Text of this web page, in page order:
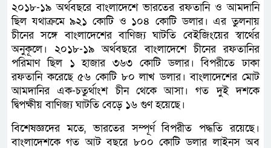
২০১৮-১৯ অর্থবছরে বাংলাদেশে ভারতের রফতানি ও আমদানি
ছিল যথাক্রমে ৯২১ কোটি ও ১০৪ কোটি ডলার। এর তুলনায়
চীনের সঙ্গে বাংলাদেশের বাণিজ্য ঘাটতি বেইজিংয়ের স্বার্থের
অনুকূলে। ২০১৮-১৯ অর্থবছরে বাংলাদেশে চীনের রফতানির
পরিমাণ ছিল ১ হাজার ৩৬৩ কোটি ডলার। বিপরীতে ঢাকা
রফতানি করেছে ৫৬ কোটি ৮০ লাখ ডলার। বাংলাদেশের মোট
আমদানির এক-চতুর্থাংশ চীন থেকে আসা। গত দুই দশকে
দ্বিপক্ষীয় বাণিজ্য ঘাটতি বেড়ে ১৬ গুণ হয়েছে।
বিশেষজ্ঞদের মতে, ভারতের সম্পূর্ণ বিপরীত পদ্ধতি রয়েছে।
বাংলাদেশকে গত আট বছরে ৮০০ কোটি ডলার লাইনস অব